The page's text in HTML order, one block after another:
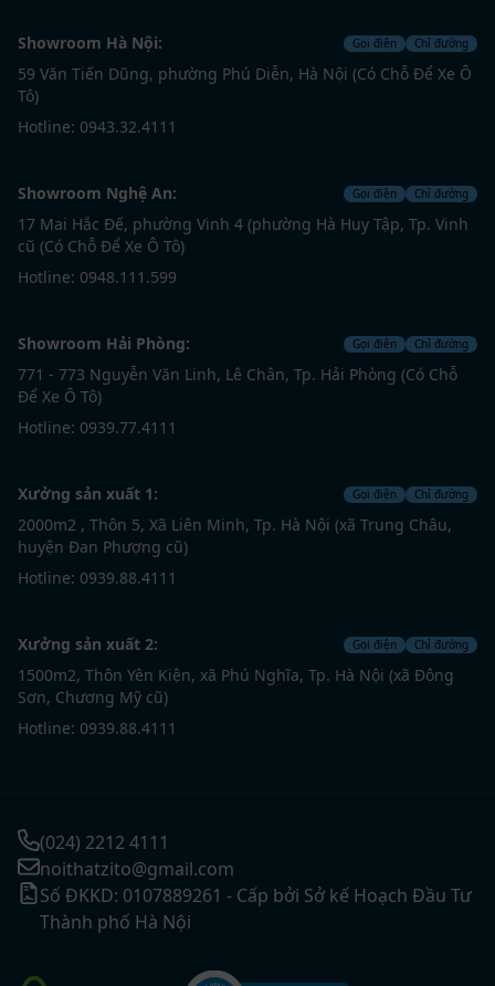
Showroom Hà Nội: Gọi điện Chỉ đường
59 Văn Tiến Dũng, phường Phú Diễn, Hà Nội (Có Chỗ Để Xe Ô
Tô)
Hotline: 0943.32.4111
Showroom Nghệ An: Gọi điện Chỉ đường
17 Mai Hắc Đế, phường Vinh 4 (phường Hà Huy Tập, Tp. Vinh
cũ (Có Chỗ Để Xe Ô Tô)
Hotline: 0948.111.599
Showroom Hải Phòng: Gọi điện Chỉ đường
771 - 773 Nguyễn Văn Linh, Lê Chân, Tp. Hải Phòng (Có Chỗ
Để Xe Ô Tô)
Hotline: 0939.77.4111
Xưởng sản xuất 1: Gọi điện Chỉ đường
2000m2 , Thôn 5, Xã Liên Minh, Tp. Hà Nội (xã Trung Châu,
huyện Đan Phượng cũ)
Hotline: 0939.88.4111
Xưởng sản xuất 2: Gọi điện Chỉ đường
1500m2, Thôn Yên Kiện, xã Phú Nghĩa, Tp. Hà Nội (xã Đông
Sơn, Chương Mỹ cũ)
Hotline: 0939.88.4111
(024) 2212 4111
noithatzito@gmail.com
Số ĐKKD: 0107889261 - Cấp bởi Sở kế Hoạch Đầu Tư
Thành phố Hà Nội